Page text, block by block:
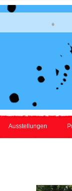
Ausstellungen